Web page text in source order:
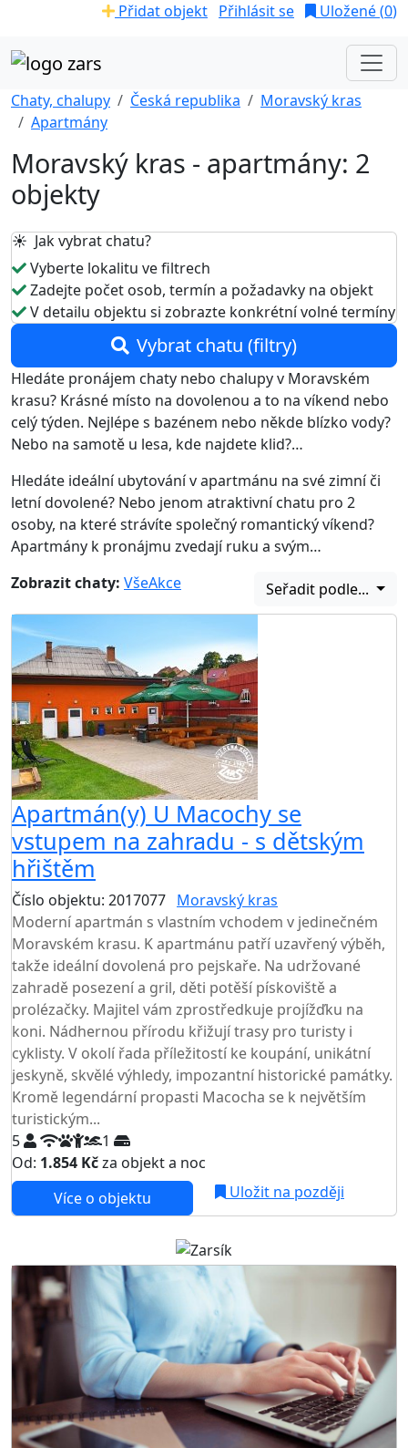
Přidat objekt Přihlásit se Uložené (0)
Chaty, chalupy Česká republika
Moravský kras
Apartmány
Moravský kras - apartmány: 2
objekty
☀️ Jak vybrat chatu?
Vyberte lokalitu ve filtrech
Zadejte počet osob, termín a požadavky na objekt
V detailu objektu si zobrazte konkrétní volné termíny
Vybrat chatu (filtry)
Hledáte pronájem chaty nebo chalupy v Moravském
krasu? Krásné místo na dovolenou a to na víkend nebo
celý týden. Nejlépe s bazénem nebo někde blízko vody?
Nebo na samotě u lesa, kde najdete klid?…
Hledáte ideální ubytování v apartmánu na své zimní či
letní dovolené? Nebo jenom atraktivní chatu pro 2
osoby, na které strávíte společný romantický víkend?
Apartmány k pronájmu zvedají ruku a svým…
Zobrazit chaty: VšeAkce Seřadit podle...
Apartmán(y) U Macochy se
vstupem na zahradu - s dětským
hřištěm
Číslo objektu: 2017077 Moravský kras
Moderní apartmán s vlastním vchodem v jedinečném
Moravském krasu. K apartmánu patří uzavřený výběh,
takže ideální dovolená pro pejskaře. Na udržované
zahradě posezení a gril, děti potěší pískoviště a
prolézačky. Majitel vám zprostředkuje projížďku na
koni. Nádhernou přírodu křižují trasy pro turisty i
cyklisty. V okolí řada příležitostí ke koupání, unikátní
jeskyně, skvělé výhledy, impozantní historické památky.
Kromě legendární propasti Macocha se k největším
turistickým...
5
1
Od: 1.854 Kčza objekt a noc
Více o objektu
Uložit na později